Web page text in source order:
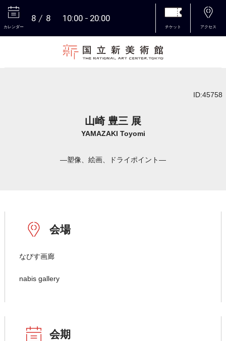
カレンダー
8 8 10:00 20:00
チケット アクセス
ID:45758
山崎 豊三 展
YAMAZAKI Toyomi
―塑像、絵画、ドライポイント―
会場
なびす画廊
nabis gallery
会期